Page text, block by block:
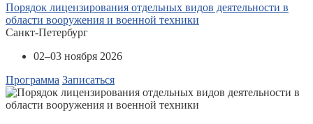
Порядок лицензирования отдельных видов деятельности в
области вооружения и военной техники
Санкт-Петербург
02–03 ноября 2026
Программа Записаться